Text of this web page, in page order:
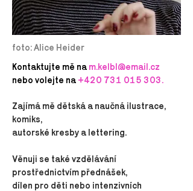
foto: Alice Heider
Kontaktujte mě na m.kelbl@email.cz
nebo volejte na +420 731 015 303.
Zajímá mě dětská a naučná ilustrace,
komiks,
autorské kresby a lettering.
Věnuji se také vzdělávání
prostřednictvím přednášek,
dílen pro děti nebo intenzivních